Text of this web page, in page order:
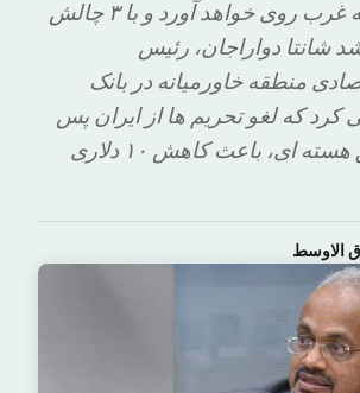
گفت که ایران به غرب روی خواهد آورد و با ۳ چالش
شانتا دواراجان، رئیس
منطقه خاورمیانه در بانک
کرد که لغو تحریم ها از ایران پس
از امضای توافق هسته ای، باعث کاهش ۱۰ دلاری
الاوسط